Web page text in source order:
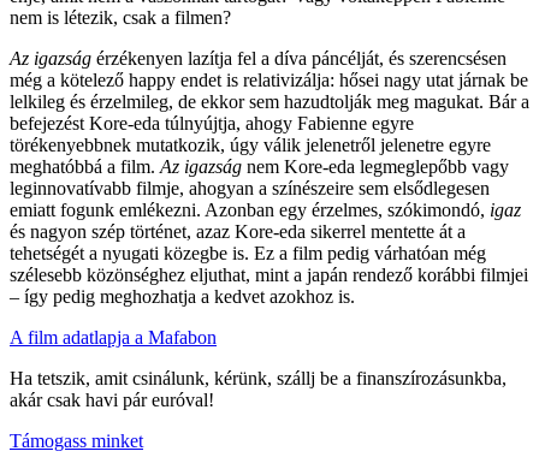
nem is létezik, csak a filmen?
Az igazság érzékenyen lazítja fel a díva páncélját, és szerencsésen
még a kötelező happy endet is relativizálja: hősei nagy utat járnak be
lelkileg és érzelmileg, de ekkor sem hazudtolják meg magukat. Bár a
befejezést Kore-eda túlnyújtja, ahogy Fabienne egyre
törékenyebbnek mutatkozik, úgy válik jelenetről jelenetre egyre
meghatóbbá a film. Az igazság nem Kore-eda legmeglepőbb vagy
leginnovatívabb filmje, ahogyan a színészeire sem elsődlegesen
emiatt fogunk emlékezni. Azonban egy érzelmes, szókimondó, igaz
és nagyon szép történet, azaz Kore-eda sikerrel mentette át a
tehetségét a nyugati közegbe is. Ez a film pedig várhatóan még
szélesebb közönséghez eljuthat, mint a japán rendező korábbi filmjei
– így pedig meghozhatja a kedvet azokhoz is.
A film adatlapja a Mafabon
Ha tetszik, amit csinálunk, kérünk, szállj be a finanszírozásunkba,
akár csak havi pár euróval!
Támogass minket